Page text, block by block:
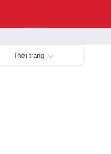
Thời trang